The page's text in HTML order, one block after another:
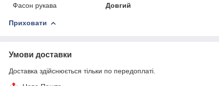
Фасон рукава
Довгий
Приховати
Умови доставки
Доставка здійснюється тільки по передоплаті.